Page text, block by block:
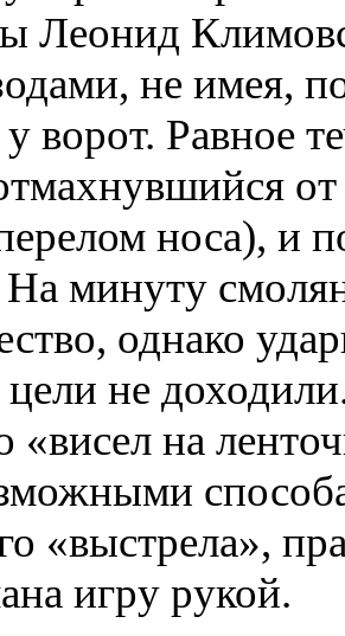
Леонид
не имея,
ворот. Равное
носа), и
На минуту
однако
не
«висел на
«выстрела»,
игру рукой.